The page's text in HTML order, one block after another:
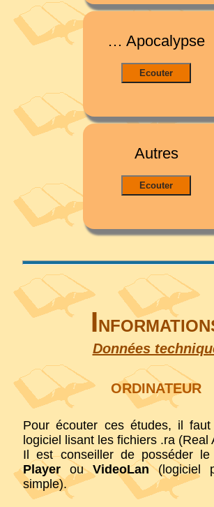
… Apocalypse
Autres
I
Données
ORDINATEUR
Pour écouter ces études, il
logiciel lisant les fichiers .ra (Real
Il est conseiller de posséder
Player ouVideoLan(logiciel
simple).